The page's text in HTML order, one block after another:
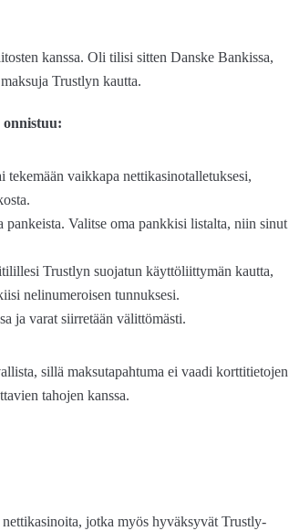
kanssa. Oli tilisi sitten Danske Bankissa,
Trustlyn kautta.
onnistuu:
vaikkapa nettikasinotalletuksesi,
pankeista. Valitse oma pankkisi listalta, niin sinut
Trustlyn suojatun käyttöliittymän kautta,
nelinumeroisen tunnuksesi.
ja varat siirretään välittömästi.
sillä maksutapahtuma ei vaadi korttitietojen
tahojen kanssa.
jotka myös hyväksyvät Trustly-